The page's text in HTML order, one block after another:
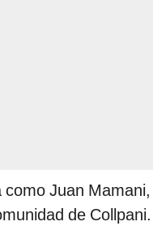
Juan Mamani,
de Collpani.